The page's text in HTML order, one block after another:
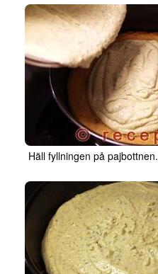
Häll fyllningen på pajbottnen.